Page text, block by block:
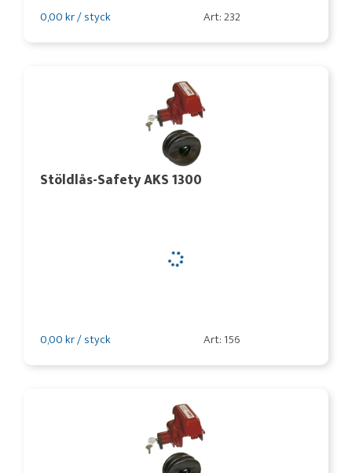
0,00 kr / styck Art: 232
Stöldlås-Safety AKS 1300
0,00 kr / styck Art: 156